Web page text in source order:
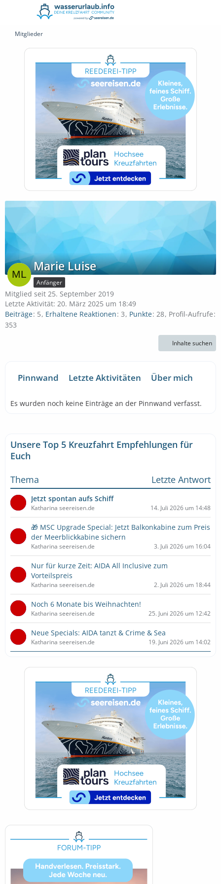
Mitglieder
Marie Luise
Anfänger
Mitglied seit 25. September 2019
Letzte Aktivität: 20. März 2025 um 18:49
Beiträge 5 Erhaltene Reaktionen 3 Punkte 28 Profil-Aufrufe
353
Inhalte suchen
Pinnwand Letzte Aktivitäten Über mich
Es wurden noch keine Einträge an der Pinnwand verfasst.
Unsere Top 5 Kreuzfahrt Empfehlungen für
Euch
Thema
Letzte Antwort
Jetzt spontan aufs Schiff
Katharina seereisen.de 14. Juli 2026 um 14:48
🎁 MSC Upgrade Special: Jetzt Balkonkabine zum Preis
der Meerblickkabine sichern
Katharina seereisen.de 3. Juli 2026 um 16:04
Nur für kurze Zeit: AIDA All Inclusive zum
Vorteilspreis
Katharina seereisen.de 2. Juli 2026 um 18:44
Noch 6 Monate bis Weihnachten!
Katharina seereisen.de 25. Juni 2026 um 12:42
Neue Specials: AIDA tanzt & Crime & Sea
Katharina seereisen.de 19. Juni 2026 um 14:02